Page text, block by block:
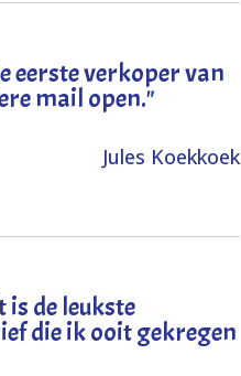
eerste verkoper van
mail open."
Jules Koekkoek
is de leukste
die ik ooit gekregen